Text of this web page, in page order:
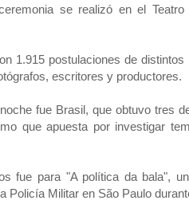
se realizó en el
1.915 postulaciones de
escritores y productores.
fue Brasil, que obtuvo tres
que apuesta por investigar
fue para "A política da bala",
Policía Militar en São Paulo